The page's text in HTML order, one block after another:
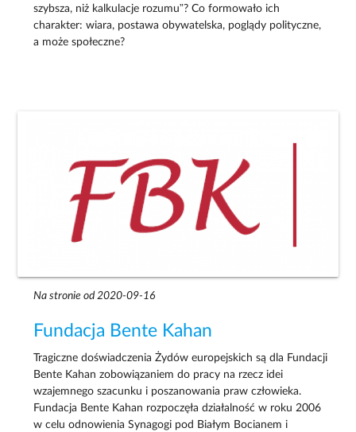
szybsza, niż kalkulacje rozumu”? Co formowało ich
charakter: wiara, postawa obywatelska, poglądy polityczne,
a może społeczne?
Na stronie od 2020-09-16
Fundacja Bente Kahan
Tragiczne doświadczenia Żydów europejskich są dla Fundacji
Bente Kahan zobowiązaniem do pracy na rzecz idei
wzajemnego szacunku i poszanowania praw człowieka.
Fundacja Bente Kahan rozpoczęła działalność w roku 2006
w celu odnowienia Synagogi pod Białym Bocianem i